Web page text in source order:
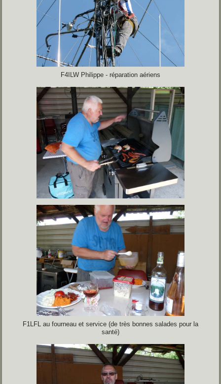
F4ILW Philippe - réparation aériens
F1LFL au fourneau et service (de très bonnes salades pour la
santé)